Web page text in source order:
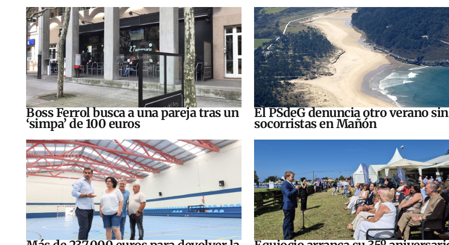
Boss Ferrol busca a una pareja tras un
‘simpa’ de 100 euros
El PSdeG denuncia otro verano sin
socorristas en Mañón